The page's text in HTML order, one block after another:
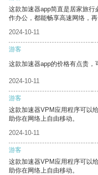
这款加速器app简直是居家旅
作办公，都能畅享高速网络，
2024-10-11
游客
这款加速器app的价格有点贵，
2024-10-11
游客
这款加速器VPM应用程序可以
助你在网络上自由移动。
2024-10-11
游客
这款加速器VPM应用程序可以
助你在网络上自由移动。